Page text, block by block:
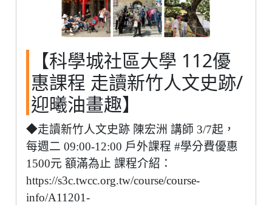
【科學城社區大學 112優
惠課程 走讀新竹人文史跡/
迎曦油畫趣】
◆走讀新竹人文史跡 陳宏洲 講師 3/7起，
每週二 09:00-12:00 戶外課程 #學分費優惠
1500元 額滿為止 課程介紹：
https://s3c.twcc.org.tw/course/course-
info/A11201-